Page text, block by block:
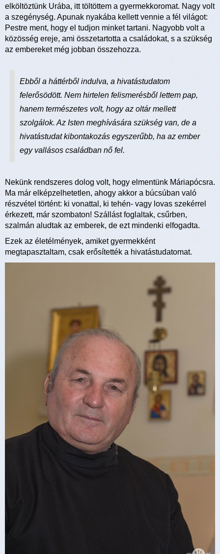
elköltöztünk Urába, itt töltöttem a gyermekkoromat. Nagy volt
a szegénység. Apunak nyakába kellett vennie a fél világot:
Pestre ment, hogy el tudjon minket tartani. Nagyobb volt a
közösség ereje, ami összetartotta a családokat, s a szükség
az embereket még jobban összehozza.
Ebből a háttérből indulva, a hivatástudatom
felerősödött. Nem hirtelen felismerésből lettem pap,
hanem természetes volt, hogy az oltár mellett
szolgálok. Az Isten meghívására szükség van, de a
hivatástudat kibontakozás egyszerűbb, ha az ember
egy vallásos családban nő fel.
Nekünk rendszeres dolog volt, hogy elmentünk Máriapócsra.
Ma már elképzelhetetlen, ahogy akkor a búcsúban való
részvétel történt: ki vonattal, ki tehén- vagy lovas szekérrel
érkezett, már szombaton! Szállást foglaltak, csűrben,
szalmán aludtak az emberek, de ezt mindenki elfogadta.
Ezek az életélmények, amiket gyermekként
megtapasztaltam, csak erősítették a hivatástudatomat.